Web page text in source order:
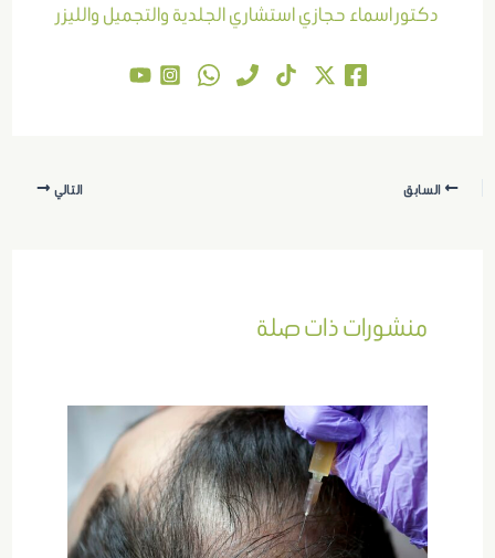
دكتور اسماء حجازي استشاري الجلدية والتجميل والليزر
السابق التالي
منشورات ذات صلة